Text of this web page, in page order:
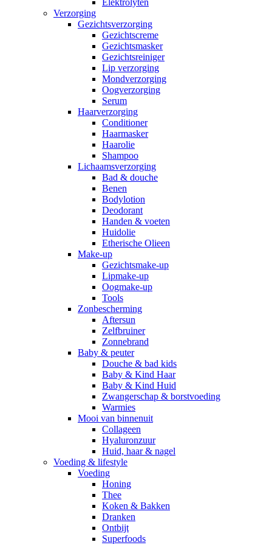
Elektrolyten
Verzorging
Gezichtsverzorging
Gezichtscreme
Gezichtsmasker
Gezichtsreiniger
Lip verzorging
Mondverzorging
Oogverzorging
Serum
Haarverzorging
Conditioner
Haarmasker
Haarolie
Shampoo
Lichaamsverzorging
Bad & douche
Benen
Bodylotion
Deodorant
Handen & voeten
Huidolie
Etherische Olieen
Make-up
Gezichtsmake-up
Lipmake-up
Oogmake-up
Tools
Zonbescherming
Aftersun
Zelfbruiner
Zonnebrand
Baby & peuter
Douche & bad kids
Baby & Kind Haar
Baby & Kind Huid
Zwangerschap & borstvoeding
Warmies
Mooi van binnenuit
Collageen
Hyaluronzuur
Huid, haar & nagel
Voeding & lifestyle
Voeding
Honing
Thee
Koken & Bakken
Dranken
Ontbijt
Superfoods